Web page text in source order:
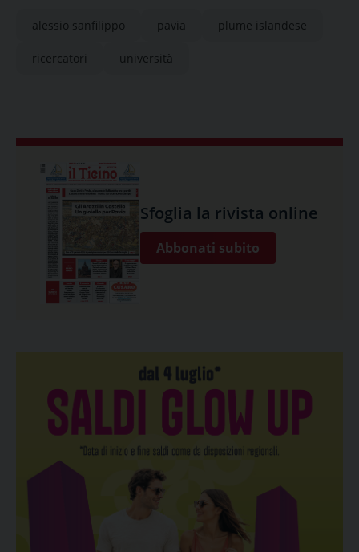
alessio sanfilippo pavia plume islandese
ricercatori università
Sfoglia la rivista online
Abbonati subito